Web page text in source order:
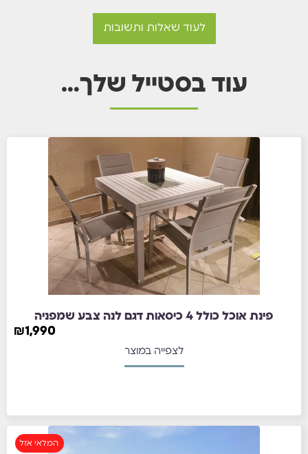
לעוד שאלות ותשובות
עוד בסטייל שלך…
פינת אוכל כולל 4 כיסאות דגם לנה צבע שמפניה
₪1,990
לצפייה במוצר
המלאי אזל